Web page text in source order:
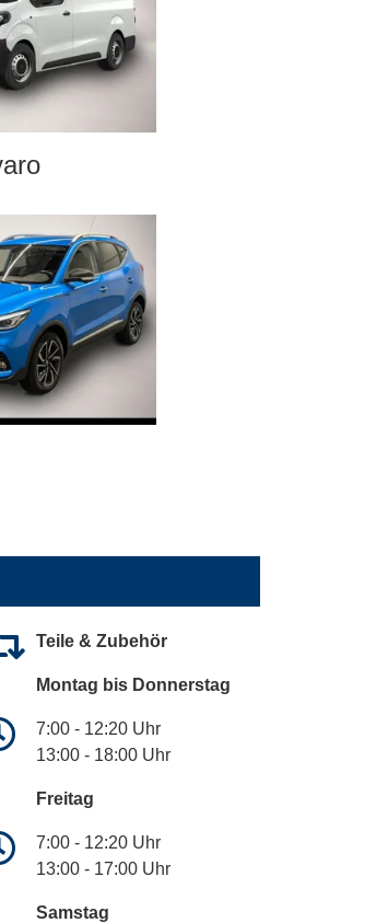
Teile & Zubehör
Montag bis Donnerstag
7:00 - 12:20 Uhr
13:00 - 18:00 Uhr
Freitag
7:00 - 12:20 Uhr
13:00 - 17:00 Uhr
Samstag